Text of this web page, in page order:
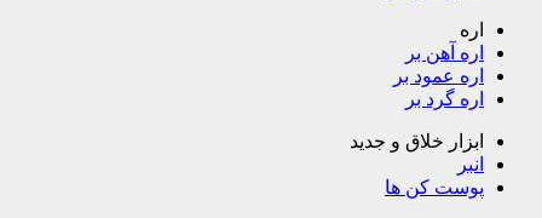
اره
اره آهن بر
اره عمود بر
اره گرد بر
ابزار خلاق و جدید
انبر
پوست کن ها